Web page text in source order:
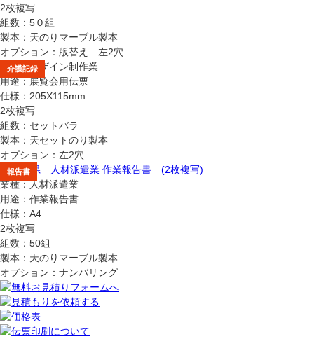
2枚複写
組数：5０組
製本：天のりマーブル製本
オプション：版替え 左2穴
報告書
記録書
介護記録
業種：デザイン制作業
用途：展覧会用伝票
仕様：205X115mm
2枚複写
組数：セットバラ
製本：天セットのり製本
オプション：左2穴
報告書
業種：人材派遣業
用途：作業報告書
仕様：A4
2枚複写
組数：50組
製本：天のりマーブル製本
オプション：ナンバリング